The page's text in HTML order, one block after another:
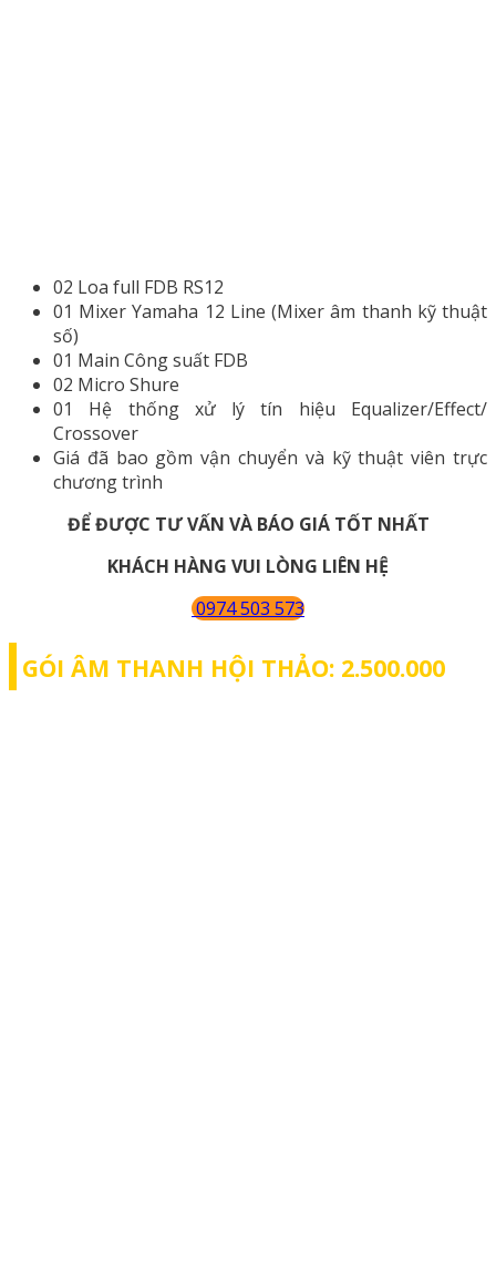
02 Loa full FDB RS12
01 Mixer Yamaha 12 Line (Mixer âm thanh kỹ thuật
số)
01 Main Công suất FDB
02 Micro Shure
01 Hệ thống xử lý tín hiệu Equalizer/Effect/
Crossover
Giá đã bao gồm vận chuyển và kỹ thuật viên trực
chương trình
ĐỂ ĐƯỢC TƯ VẤN VÀ BÁO GIÁ TỐT NHẤT
KHÁCH HÀNG VUI LÒNG LIÊN HỆ
0974 503 573
GÓI ÂM THANH HỘI THẢO: 2.500.000